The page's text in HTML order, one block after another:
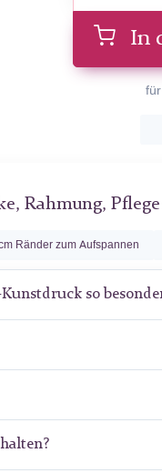
In
Rahmung,
Ränder zum Aufspannen
so